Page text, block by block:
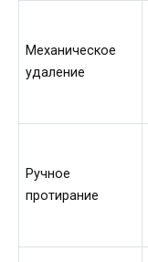
Механическое
удаление
Ручное
протирание